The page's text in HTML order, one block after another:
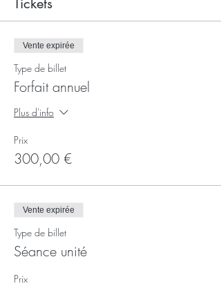
Vente expirée
Type de billet
Forfait annuel
Plus d'info
Prix
300,00 €
Vente expirée
Type de billet
Séance unité
Prix